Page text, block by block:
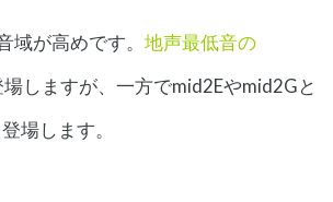
域が高めです。 地声最低音の
場しますが、一方でmid2Eやmid2Gと
場します。